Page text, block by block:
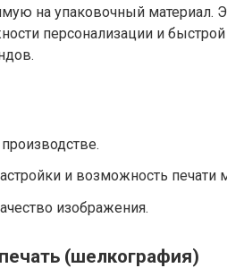
на упаковочный материал.
персонализации и
и возможность печати
изображения.
(шелкография)